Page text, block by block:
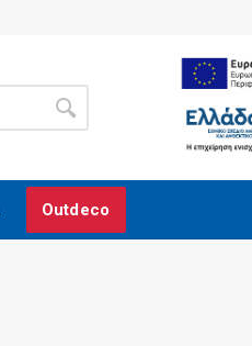
Outdeco